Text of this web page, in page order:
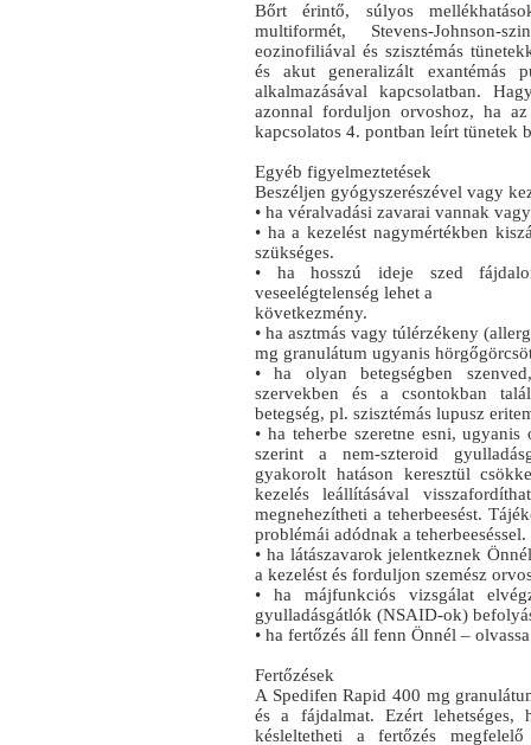
Bőrt érintő, súlyos
multiformét, Stevens-Johnson-
eozinofiliával és szisztémás
és akut generalizált exantémás
alkalmazásával kapcsolatban.
azonnal forduljon orvoshoz, ha
kapcsolatos 4. pontban leírt tünetek
Egyéb figyelmeztetések
Beszéljen gyógyszerészével vagy
• ha véralvadási zavarai vannak
• ha a kezelést nagymértékben
szükséges.
• ha hosszú ideje szed
veseelégtelenség lehet a
következmény.
• ha asztmás vagy túlérzékeny
mg granulátum ugyanis
• ha olyan betegségben
szervekben és a csontokban
betegség, pl. szisztémás lupusz
• ha teherbe szeretne esni,
szerint a nem-szteroid
gyakorolt hatáson keresztül
kezelés leállításával
megnehezítheti a teherbeesést.
problémái adódnak a teherbeeséssel.
• ha látászavarok jelentkeznek
a kezelést és forduljon szemész
• ha májfunkciós vizsgálat
gyulladásgátlók (NSAID‑ok)
• ha fertőzés áll fenn Önnél –
Fertőzések
A Spedifen Rapid 400 mg
és a fájdalmat. Ezért
késleltetheti a fertőzés